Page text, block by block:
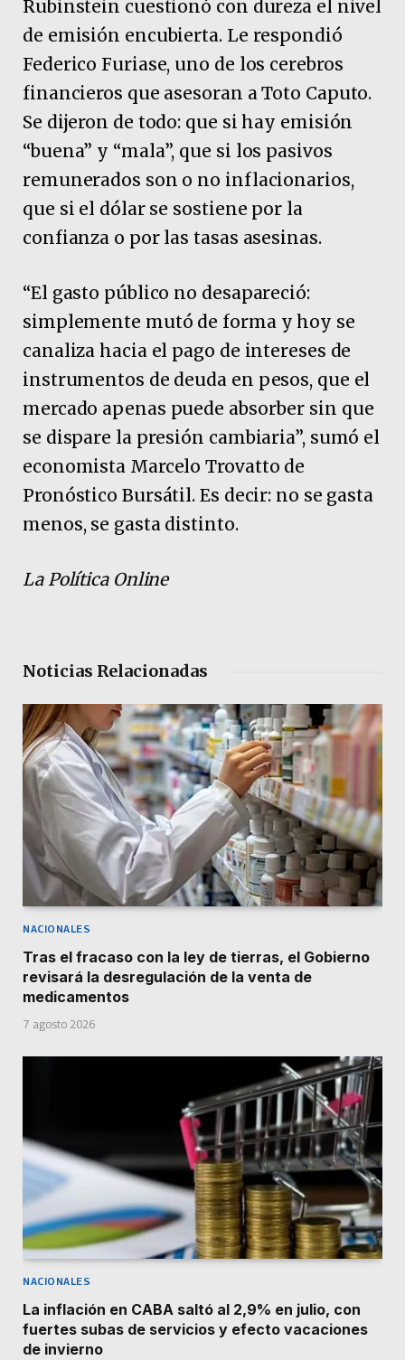
Rubinstein cuestionó con dureza el nivel
de emisión encubierta. Le respondió
Federico Furiase, uno de los cerebros
financieros que asesoran a Toto Caputo.
Se dijeron de todo: que si hay emisión
“buena” y “mala”, que si los pasivos
remunerados son o no inflacionarios,
que si el dólar se sostiene por la
confianza o por las tasas asesinas.
“El gasto público no desapareció:
simplemente mutó de forma y hoy se
canaliza hacia el pago de intereses de
instrumentos de deuda en pesos, que el
mercado apenas puede absorber sin que
se dispare la presión cambiaria”, sumó el
economista Marcelo Trovatto de
Pronóstico Bursátil. Es decir: no se gasta
menos, se gasta distinto.
La Política Online
Noticias Relacionadas
NACIONALES
Tras el fracaso con la ley de tierras, el Gobierno
revisará la desregulación de la venta de
medicamentos
7 agosto 2026
NACIONALES
La inflación en CABA saltó al 2,9% en julio, con
fuertes subas de servicios y efecto vacaciones
de invierno